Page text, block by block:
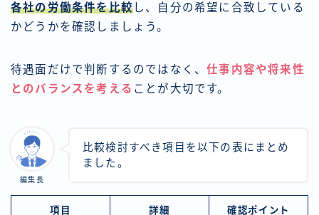
各社の労働条件を比較し、自分の希望に合致している
かどうかを確認しましょう。
待遇面だけで判断するのではなく、仕事内容や将来性
とのバランスを考える ことが大切です。
編集長
比較検討すべき項目を以下の表にまとめ
ました。
項目 詳細 確認ポイント